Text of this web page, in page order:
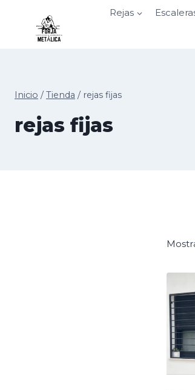
contenido
Rejas
Inicio / Tienda / rejas fijas
rejas fijas